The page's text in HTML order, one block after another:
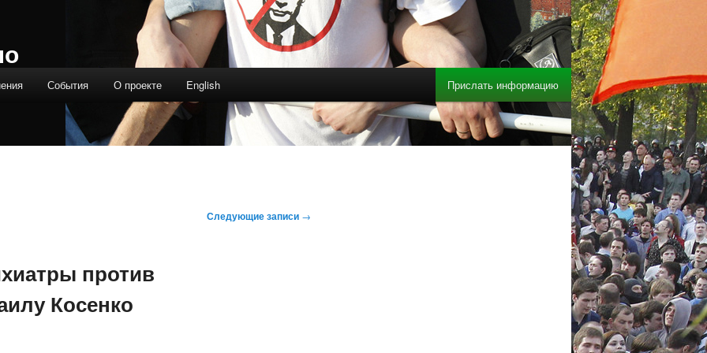
События О проекте English Прислать информацию
Следующие записи →
против
Косенко